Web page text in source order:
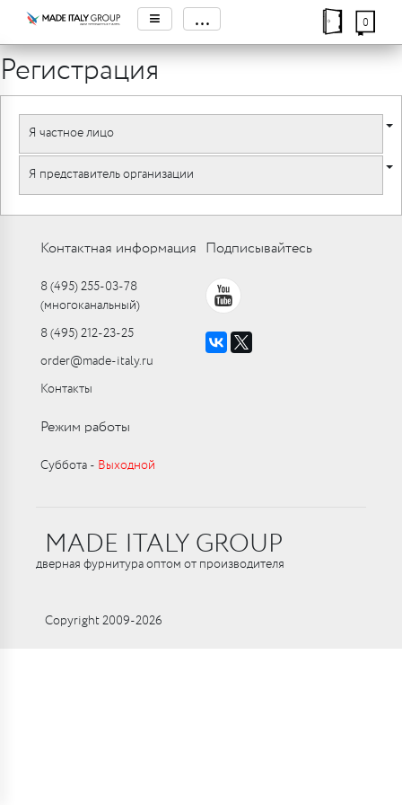
≡ ... 0
Регистрация
Я частное лицо
Я представитель организации
Контактная информация
8 (495) 255-03-78
(многоканальный)
8 (495) 212-23-25
order@made-italy.ru
Контакты
Подписывайтесь
Режим работы
Суббота ‑ Выходной
MADE ITALY GROUP
дверная фурнитура оптом от производителя
Copyright 2009-2026